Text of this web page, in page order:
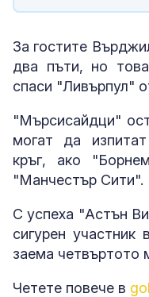
За гостите
два пъти, но
спаси "Ливърпул"
"Мърсисайдци"
могат да
кръг, ако
"Манчестър Сити".
С успеха "Астън
сигурен
заема четвъртото
Четете повече в